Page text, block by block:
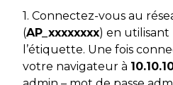
1. Connectez-vous au
(AP_xxxxxxxx) en utilisant
l’étiquette. Une fois
votre navigateur à